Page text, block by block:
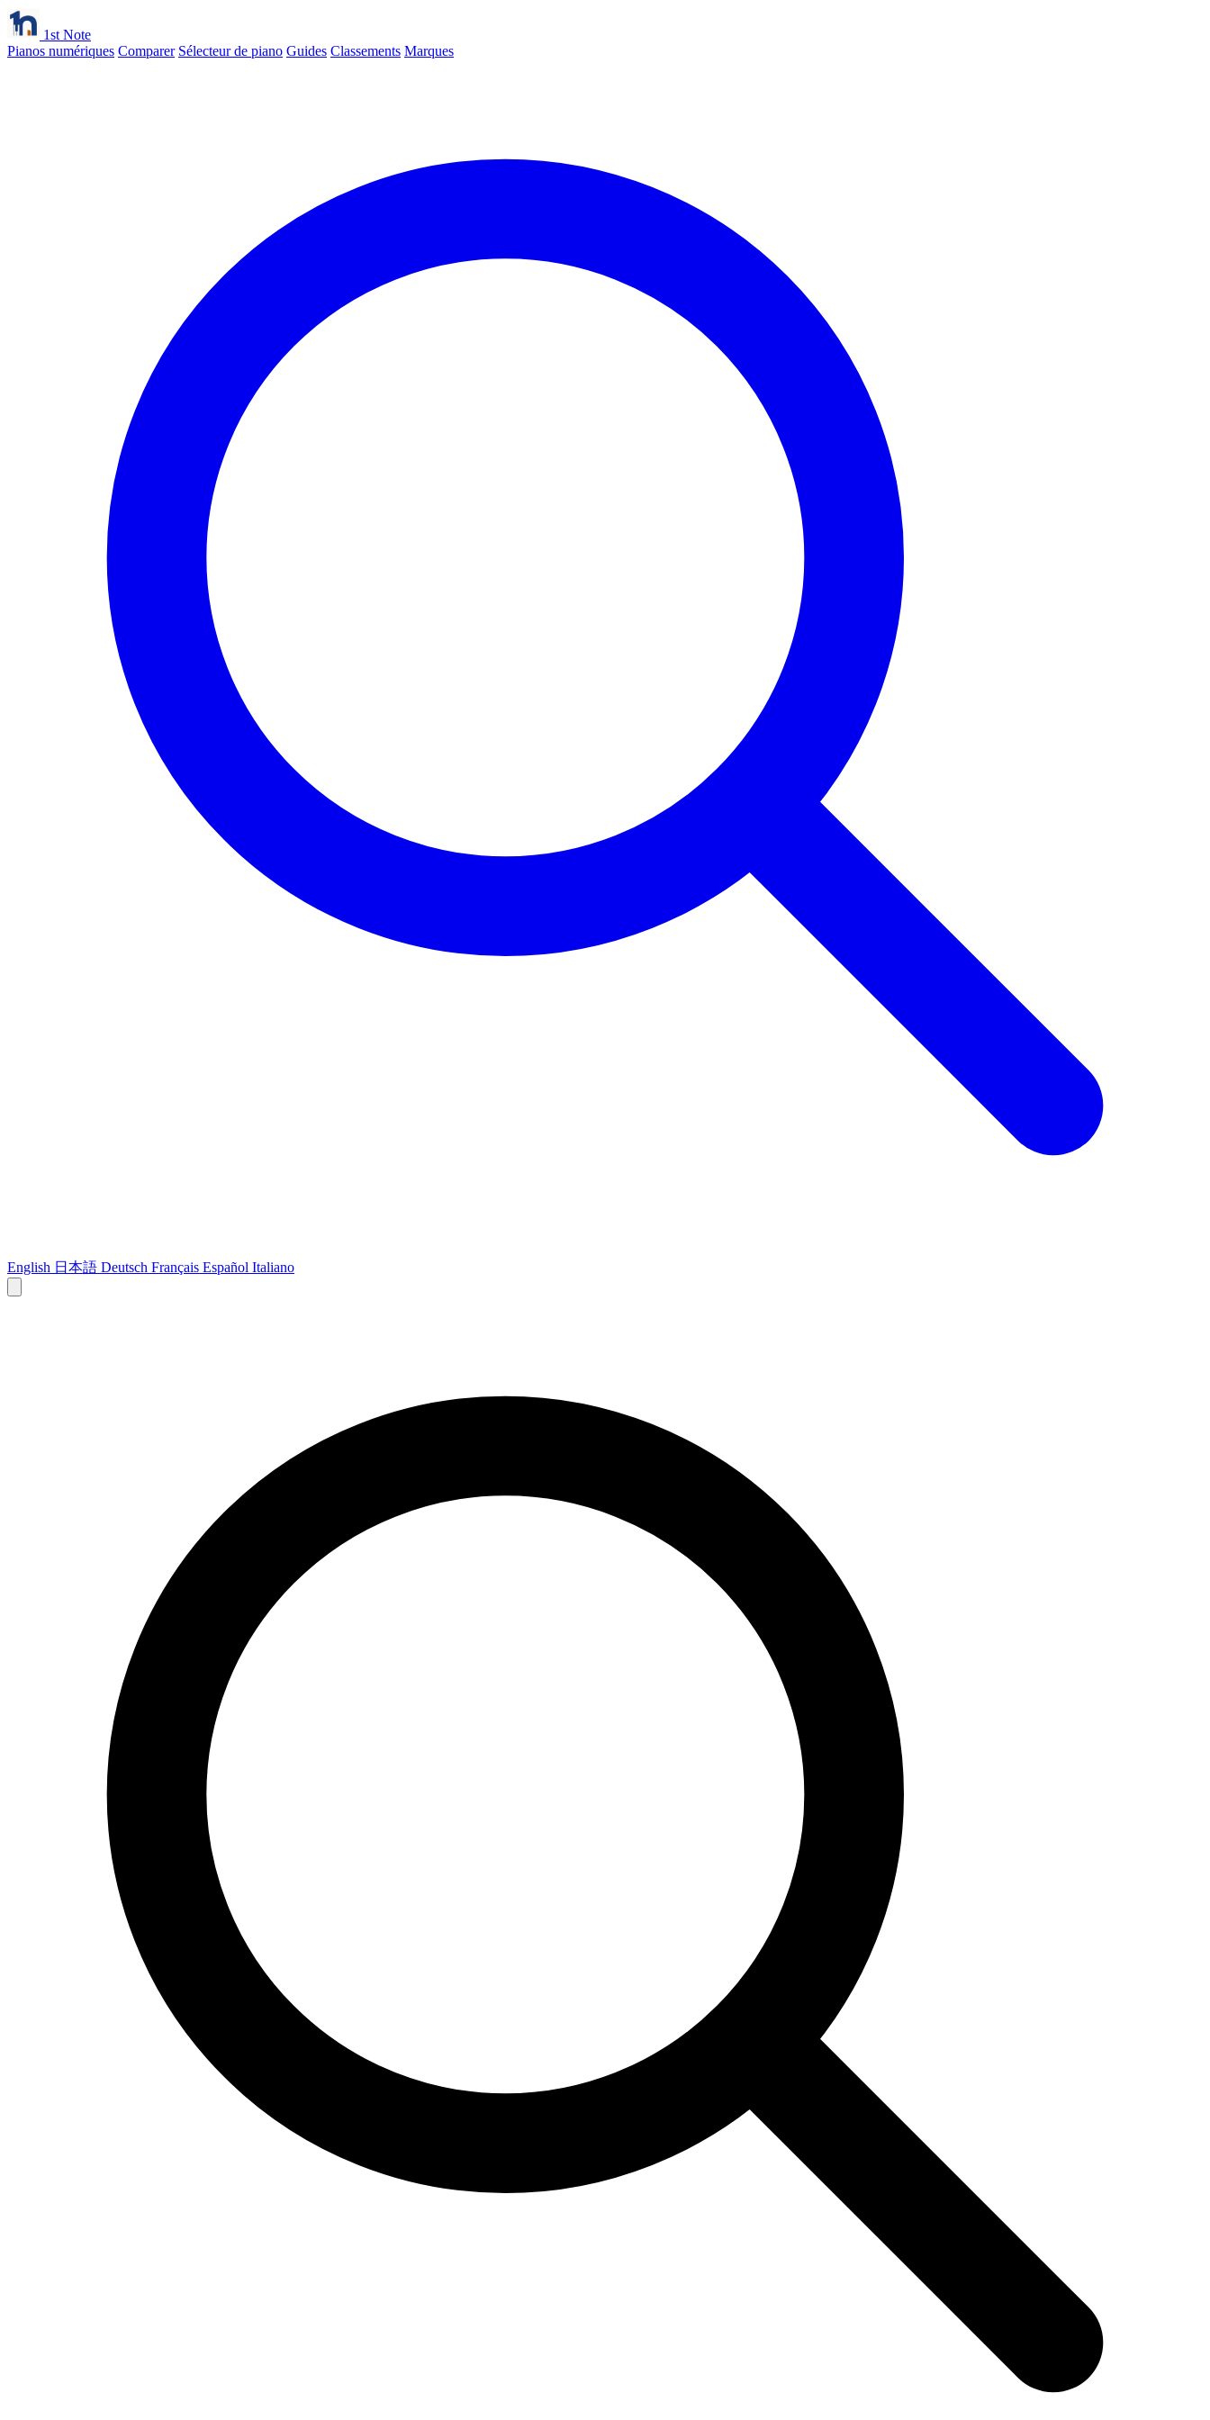
1st Note
Pianos numériques Comparer Sélecteur de piano Guides Classements Marques
English 日本語 Deutsch Français Español Italiano